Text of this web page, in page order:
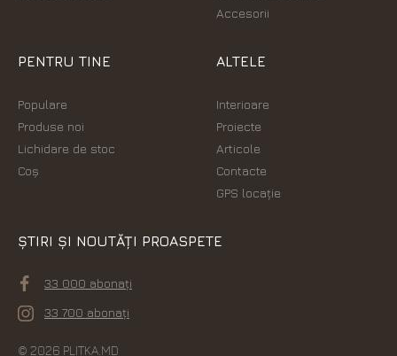
Accesorii
PENTRU TINE
Populare
Produse noi
Lichidare de stoc
Coș
ALTELE
Interioare
Proiecte
Articole
Contacte
GPS locație
ȘTIRI ȘI NOUTĂȚI PROASPETE
33 000 abonați
33 700 abonați
© 2026 PLITKA.MD